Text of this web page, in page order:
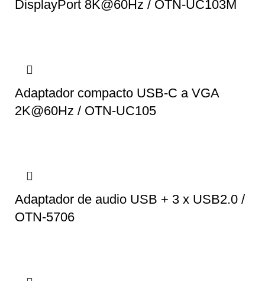
DisplayPort 8K@60Hz / OTN-UC103M
Adaptador compacto USB-C a VGA
2K@60Hz / OTN-UC105
Adaptador de audio USB + 3 x USB2.0 /
OTN-5706